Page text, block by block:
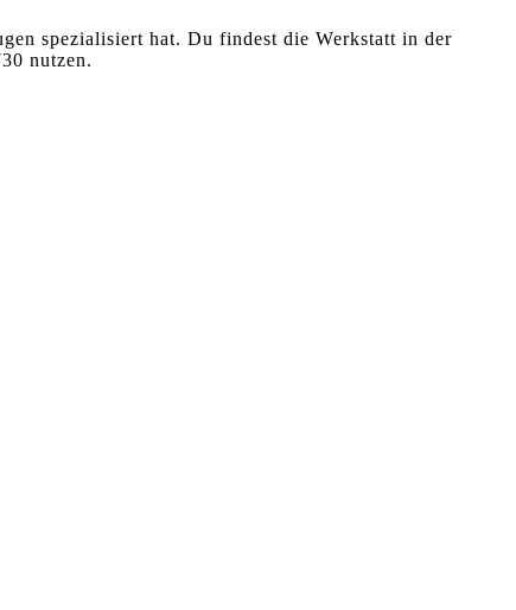
spezialisiert hat. Du findest die Werkstatt in der
nutzen.